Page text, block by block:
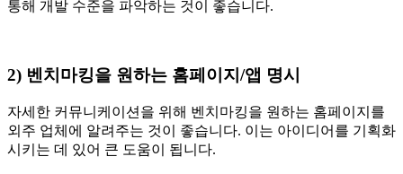
통해 개발 수준을 파악하는 것이 좋습니다.
2) 벤치마킹을 원하는 홈페이지/앱 명시
자세한 커뮤니케이션을 위해 벤치마킹을 원하는 홈페이지를
외주 업체에 알려주는 것이 좋습니다. 이는 아이디어를 기획화
시키는 데 있어 큰 도움이 됩니다.